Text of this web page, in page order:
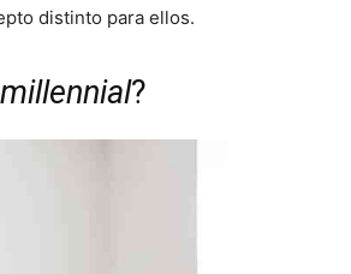
distinto para ellos.
millennial?